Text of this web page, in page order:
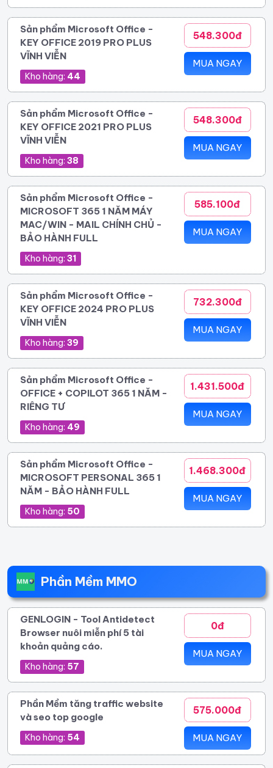
Sản phẩm Microsoft Office -
KEY OFFICE 2019 PRO PLUS
VĨNH VIỄN
Kho hàng: 44
548.300đ
MUA NGAY
Sản phẩm Microsoft Office -
KEY OFFICE 2021 PRO PLUS
VĨNH VIỄN
Kho hàng: 38
548.300đ
MUA NGAY
Sản phẩm Microsoft Office -
MICROSOFT 365 1 NĂM MÁY
MAC/WIN - MAIL CHÍNH CHỦ -
BẢO HÀNH FULL
Kho hàng: 31
585.100đ
MUA NGAY
Sản phẩm Microsoft Office -
KEY OFFICE 2024 PRO PLUS
VĨNH VIỄN
Kho hàng: 39
732.300đ
MUA NGAY
Sản phẩm Microsoft Office -
OFFICE + COPILOT 365 1 NĂM -
RIÊNG TƯ
Kho hàng: 49
1.431.500đ
MUA NGAY
Sản phẩm Microsoft Office -
MICROSOFT PERSONAL 365 1
NĂM - BẢO HÀNH FULL
Kho hàng: 50
1.468.300đ
MUA NGAY
Phần Mềm MMO
GENLOGIN - Tool Antidetect
Browser nuôi miễn phí 5 tài
khoản quảng cáo.
Kho hàng: 57
0đ
MUA NGAY
Phần Mềm tăng traffic website
và seo top google
Kho hàng: 54
575.000đ
MUA NGAY